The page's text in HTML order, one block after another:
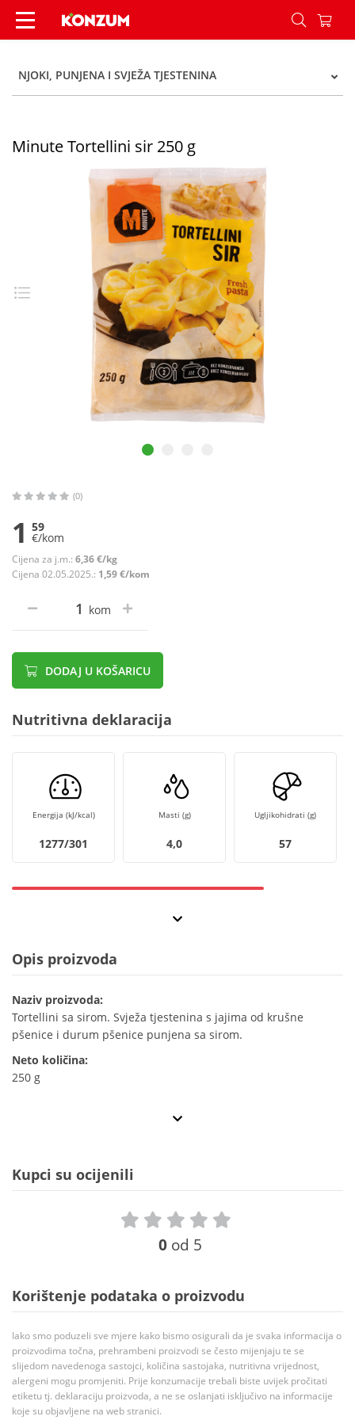
Minute Tortellini sir 250 g - Konzum
NJOKI, PUNJENA I SVJEŽA TJESTENINA
Minute Tortellini sir 250 g
(0)
1 59
€/kom
Cijena za j.m.: 6,36 €/kg
Cijena 02.05.2025.: 1,59 €/kom
kom
DODAJ U KOŠARICU
Nutritivna deklaracija
Energija (kJ/kcal)
1277/301
Masti (g)
4,0
Ugljikohidrati (g)
57
Opis proizvoda
Naziv proizvoda:
Tortellini sa sirom. Svježa tjestenina s jajima od krušne
pšenice i durum pšenice punjena sa sirom.
Neto količina:
250 g
Kupci su ocijenili
0 od 5
Korištenje podataka o proizvodu
Iako smo poduzeli sve mjere kako bismo osigurali da je svaka informacija o
proizvodima točna, prehrambeni proizvodi se često mijenjaju te se
slijedom navedenoga sastojci, količina sastojaka, nutritivna vrijednost,
alergeni mogu promjeniti. Prije konzumacije trebali biste uvijek pročitati
etiketu tj. deklaraciju proizvoda, a ne se oslanjati isključivo na informacije
koje su objavljene na web stranici.